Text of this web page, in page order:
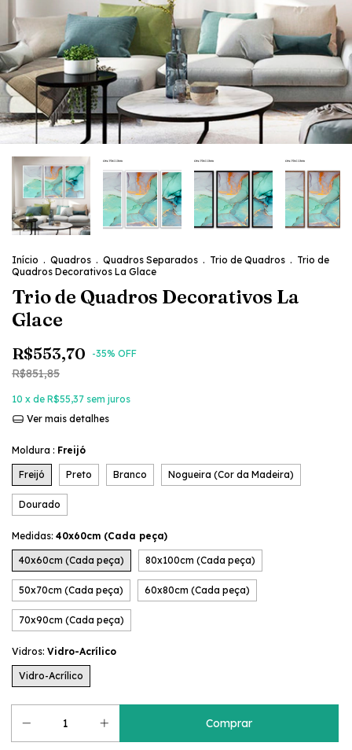
Início . Quadros . Quadros Separados . Trio de Quadros . Trio de
Quadros Decorativos La Glace
Trio de Quadros Decorativos La
Glace
R$553,70 -35% OFF
R$851,85
10 x de R$55,37 sem juros
Ver mais detalhes
Moldura : Freijó
Freijó Preto Branco Nogueira (Cor da Madeira)
Dourado
Medidas: 40x60cm (Cada peça)
40x60cm (Cada peça) 80x100cm (Cada peça)
50x70cm (Cada peça) 60x80cm (Cada peça)
70x90cm (Cada peça)
Vidros: Vidro-Acrílico
Vidro-Acrílico